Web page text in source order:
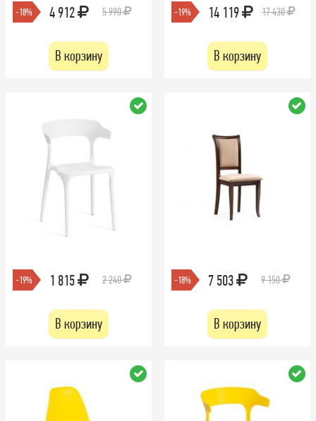
-18% 4 912 5 990
В корзину
-19% 14 119 17 430
В корзину
-19% 1 815 2 240
В корзину
-18% 7 503 9 150
В корзину